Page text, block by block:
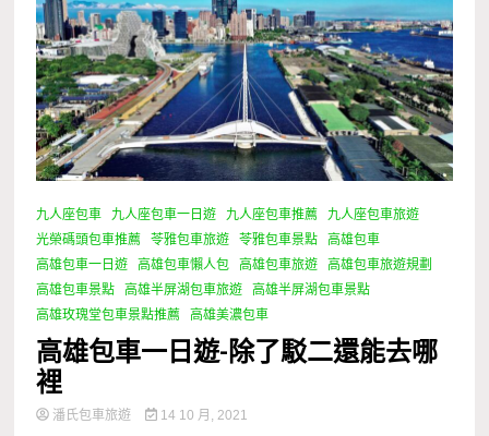
九人座包車 九人座包車一日遊 九人座包車推薦
九人座包車旅遊
光榮碼頭包車推薦
苓雅包車旅遊 苓雅包車景點
高雄包車
高雄包車一日遊
高雄包車懶人包 高雄包車旅遊
高雄包車旅遊規劃
高雄包車景點
高雄半屏湖包車旅遊
高雄半屏湖包車景點
高雄玫瑰堂包車景點推薦
高雄美濃包車
高雄包車一日遊-除了駁二還能去哪
裡
潘氏包車旅遊 14 10 月, 2021